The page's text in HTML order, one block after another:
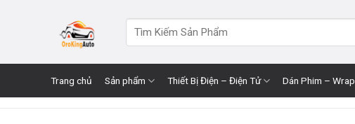
for:
Trang chủ Sản phẩm Thiết Bị Điện – Điện Tử Dán Phim – Wrap